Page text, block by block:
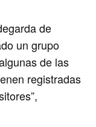
de
un grupo
de las
registradas